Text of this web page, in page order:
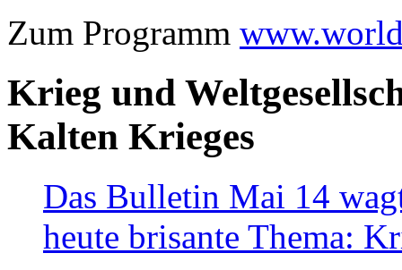
Zum Programm
Krieg und
Kalten Krieges
Das Bulletin Mai 14
heute brisante Thema: